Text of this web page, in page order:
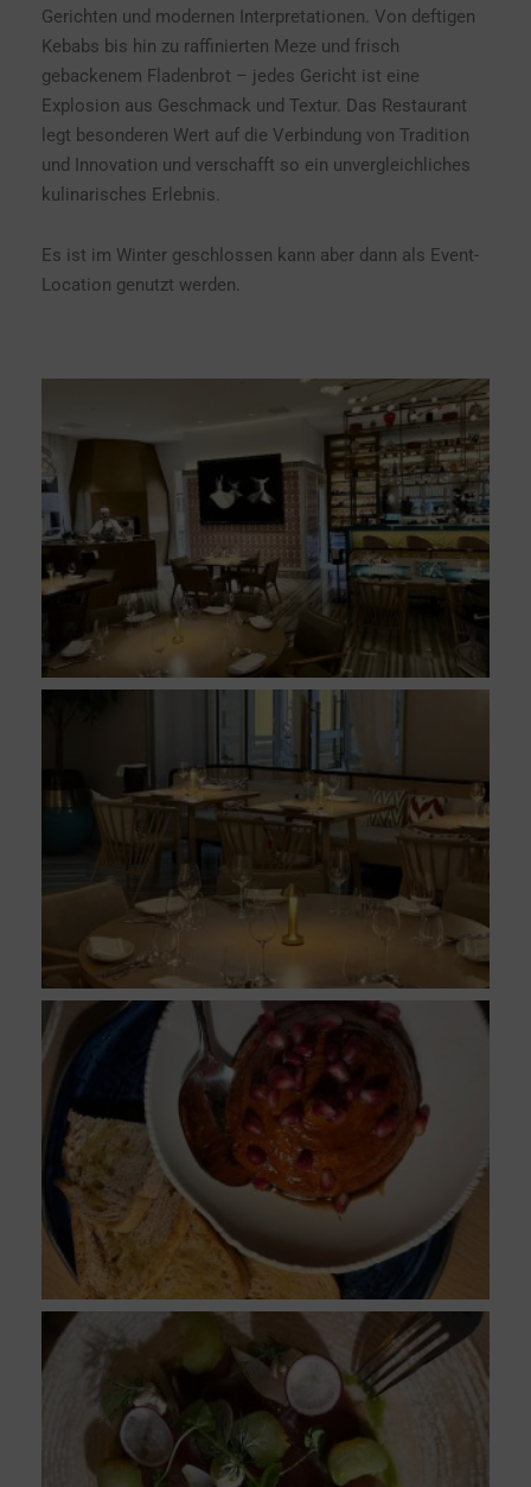
Gerichten und modernen Interpretationen. Von deftigen
Kebabs bis hin zu raffinierten Meze und frisch
gebackenem Fladenbrot – jedes Gericht ist eine
Explosion aus Geschmack und Textur. Das Restaurant
legt besonderen Wert auf die Verbindung von Tradition
und Innovation und verschafft so ein unvergleichliches
kulinarisches Erlebnis.
Es ist im Winter geschlossen kann aber dann als Event-
Location genutzt werden.